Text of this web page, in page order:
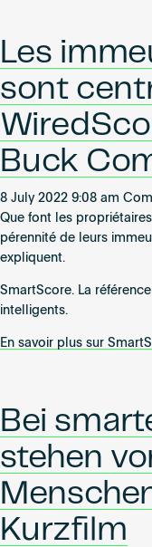
Les
sont
Buck
8 July 2022 9:08 am
Que font les
pérennité de leurs
expliquent.
SmartScore. La
intelligents.
En savoir plus sur
Bei
stehen
Kurzfilm